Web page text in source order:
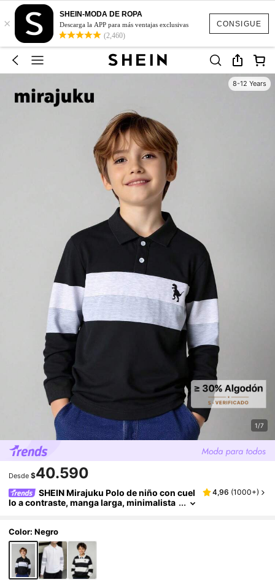
CONSIGUE
×
SHEIN-MODA DE ROPA
Descarga la APP para más ventajas exclusivas
(2,460)
8-12 Years
1/7
Desde $40.590
SHEIN Mirajuku Polo de niño con cuel
lo a contraste, manga larga, minimalista
4,96 (1000+)
Color: Negro